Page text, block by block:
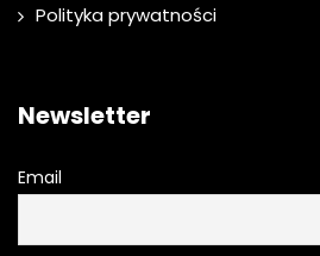
Polityka prywatności
Newsletter
Email